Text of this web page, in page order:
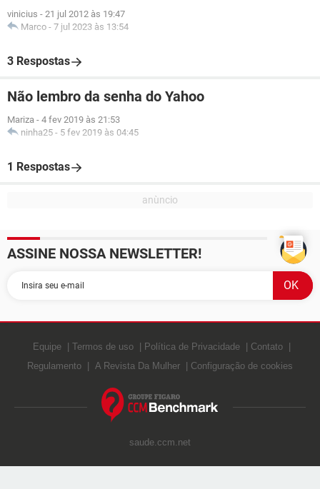
vinicius - 21 jul 2012 às 19:47
Marco - 7 jul 2023 às 13:54
3 Respostas
Não lembro da senha do Yahoo
Mariza - 4 fev 2019 às 21:53
ninha25 - 5 fev 2019 às 04:45
1 Respostas
ASSINE NOSSA NEWSLETTER!
Equipe Termos de uso Política de Privacidade
Contato
Regulamento
A Revista Da Mulher Configuração de cookies
saude.ccm.net